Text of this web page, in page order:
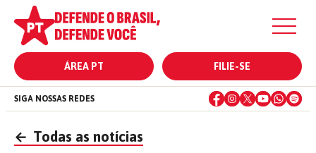
ÁREA PT FILIE-SE
SIGA NOSSAS REDES
← Todas as notícias